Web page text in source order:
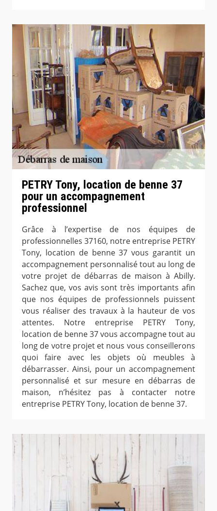
PETRY Tony, location de benne 37
pour un accompagnement
professionnel
Grâce à l’expertise de nos équipes de
professionnelles 37160, notre entreprise PETRY
Tony, location de benne 37 vous garantit un
accompagnement personnalisé tout au long de
votre projet de débarras de maison à Abilly.
Sachez que, vos avis sont très importants afin
que nos équipes de professionnels puissent
vous réaliser des travaux à la hauteur de vos
attentes. Notre entreprise PETRY Tony,
location de benne 37 vous accompagne tout au
long de votre projet et nous vous conseillerons
quoi faire avec les objets où meubles à
débarrasser. Ainsi, pour un accompagnement
personnalisé et sur mesure en débarras de
maison, n’hésitez pas à contacter notre
entreprise PETRY Tony, location de benne 37.